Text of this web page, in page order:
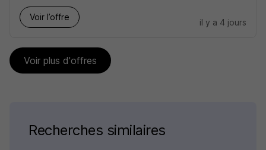
Voir l’offre
il y a 4 jours
Voir plus d'offres
Recherches similaires